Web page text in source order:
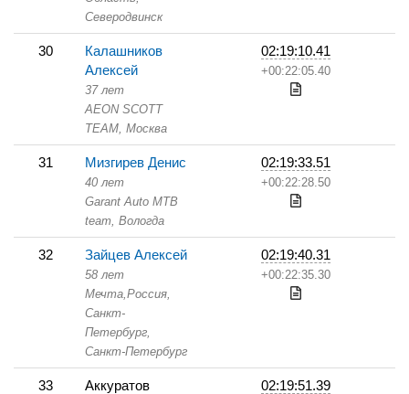
Северодвинск
30
Калашников
Алексей
37 лет
AEON SCOTT
TEAM, Москва
02:19:10.41
+00:22:05.40
31 Мизгирев Денис
40 лет
Garant Auto MTB
team, Вологда
02:19:33.51
+00:22:28.50
32 Зайцев Алексей
58 лет
Мечта,Россия,
Санкт-
Петербург,
Санкт-Петербург
02:19:40.31
+00:22:35.30
33
Аккуратов
02:19:51.39